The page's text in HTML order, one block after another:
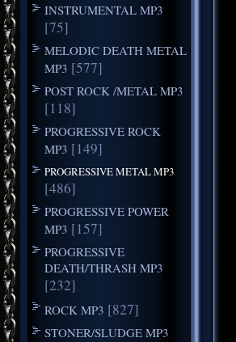
INSTRUMENTAL MP3
[75]
MELODIC DEATH METAL
MP3 [577]
POST ROCK /METAL MP3
[118]
PROGRESSIVE ROCK
MP3 [149]
PROGRESSIVE METAL MP3
[486]
PROGRESSIVE POWER
MP3 [157]
PROGRESSIVE
DEATH/THRASH MP3
[232]
ROCK MP3 [827]
STONER/SLUDGE MP3